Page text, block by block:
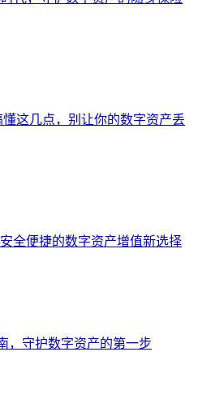
这几点，别让你的数字资产丢
全便捷的数字资产增值新选择
，守护数字资产的第一步